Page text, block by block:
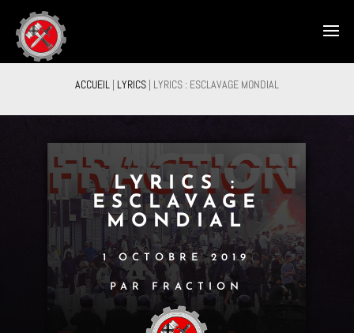
ACCUEIL| LYRICS| LYRICS : ESCLAVAGE MONDIAL
LYRICS :
ESCLAVAGE
MONDIAL
1 OCTOBRE 2019
PAR FRACTION